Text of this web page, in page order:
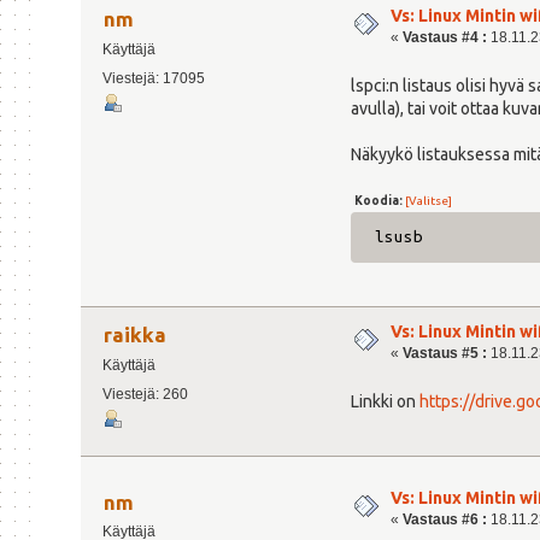
nm
Käyttäjä
Viestejä: 17095
Vs: Linux Mintin
«Vastaus #4 :
lspci:n listaus olisi hyvä
avulla), tai voit ottaa
Näkyykö listauksessa
Koodia: [Valitse]
lsusb
raikka
Käyttäjä
Viestejä: 260
Vs: Linux Mintin
«Vastaus #5 :
Linkki on https://
nm
Käyttäjä
Vs: Linux Mintin
«Vastaus #6 :